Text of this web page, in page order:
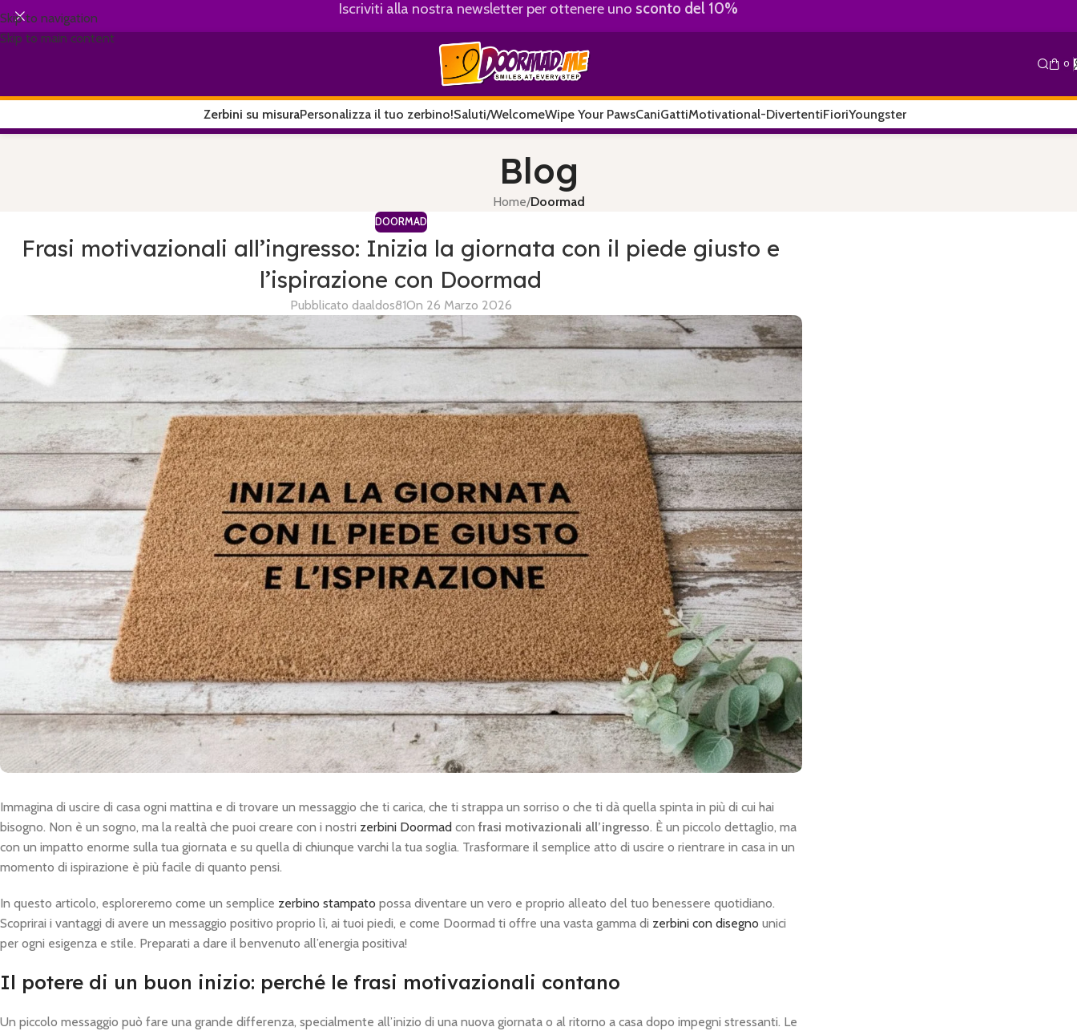
Skip to navigation
Skip to main content
Iscriviti alla nostra newsletter per ottenere uno sconto del 10%
0
Zerbini su misuraPersonalizza il tuo zerbino!Saluti/WelcomeWipe Your PawsCaniGattiMotivational-DivertentiFioriYoungster
Blog
Home/Doormad
DOORMAD
Frasi motivazionali all’ingresso: Inizia la giornata con il piede giusto e
l’ispirazione con Doormad
Pubblicato daaldos81On 26 Marzo 2026
Immagina di uscire di casa ogni mattina e di trovare un messaggio che ti carica, che ti strappa un sorriso o che ti dà quella spinta in più di cui hai
bisogno. Non è un sogno, ma la realtà che puoi creare con i nostri zerbini Doormad con frasi motivazionali all’ingresso. È un piccolo dettaglio, ma
con un impatto enorme sulla tua giornata e su quella di chiunque varchi la tua soglia. Trasformare il semplice atto di uscire o rientrare in casa in un
momento di ispirazione è più facile di quanto pensi.
In questo articolo, esploreremo come un semplice zerbino stampato possa diventare un vero e proprio alleato del tuo benessere quotidiano.
Scoprirai i vantaggi di avere un messaggio positivo proprio lì, ai tuoi piedi, e come Doormad ti offre una vasta gamma di zerbini con disegno unici
per ogni esigenza e stile. Preparati a dare il benvenuto all’energia positiva!
Il potere di un buon inizio: perché le frasi motivazionali contano
Un piccolo messaggio può fare una grande differenza, specialmente all’inizio di una nuova giornata o al ritorno a casa dopo impegni stressanti. Le